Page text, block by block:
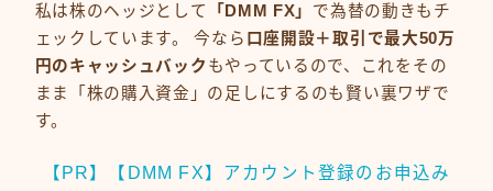
私は株のヘッジとして 「DMM FX」 で為替の動きもチ
ェックしています。 今なら 口座開設＋取引で最大50万
円のキャッシュバック もやっているので、これをその
まま「株の購入資金」の足しにするのも賢い裏ワザで
す。
【PR】【DMM FX】アカウント登録のお申込み